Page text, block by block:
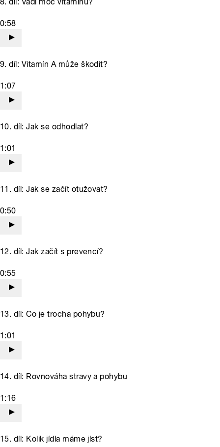
0:58
9. díl: Vitamín A může škodit?
1:07
10. díl: Jak se odhodlat?
1:01
11. díl: Jak se začít otužovat?
0:50
12. díl: Jak začít s prevencí?
0:55
13. díl: Co je trocha pohybu?
1:01
14. díl: Rovnováha stravy a pohybu
1:16
15. díl: Kolik jídla máme jíst?